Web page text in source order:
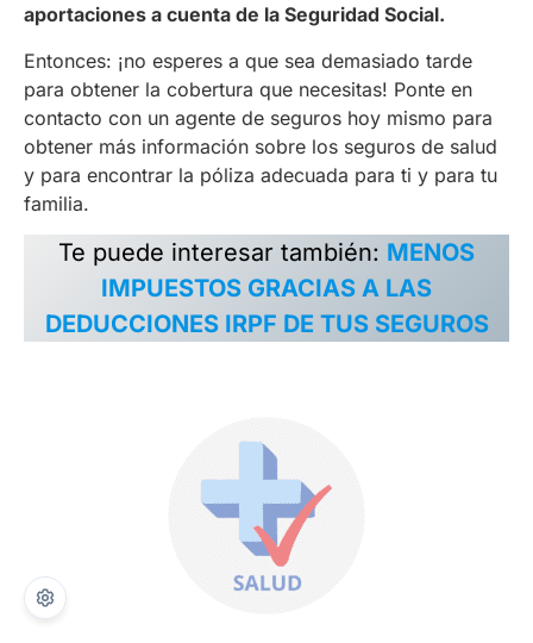
aportaciones a cuenta de la Seguridad Social.
Entonces: ¡no esperes a que sea demasiado tarde
para obtener la cobertura que necesitas! Ponte en
contacto con un agente de seguros hoy mismo para
obtener más información sobre los seguros de salud
y para encontrar la póliza adecuada para ti y para tu
familia.
Te puede interesar también: MENOS
IMPUESTOS GRACIAS A LAS
DEDUCCIONES IRPF DE TUS SEGUROS